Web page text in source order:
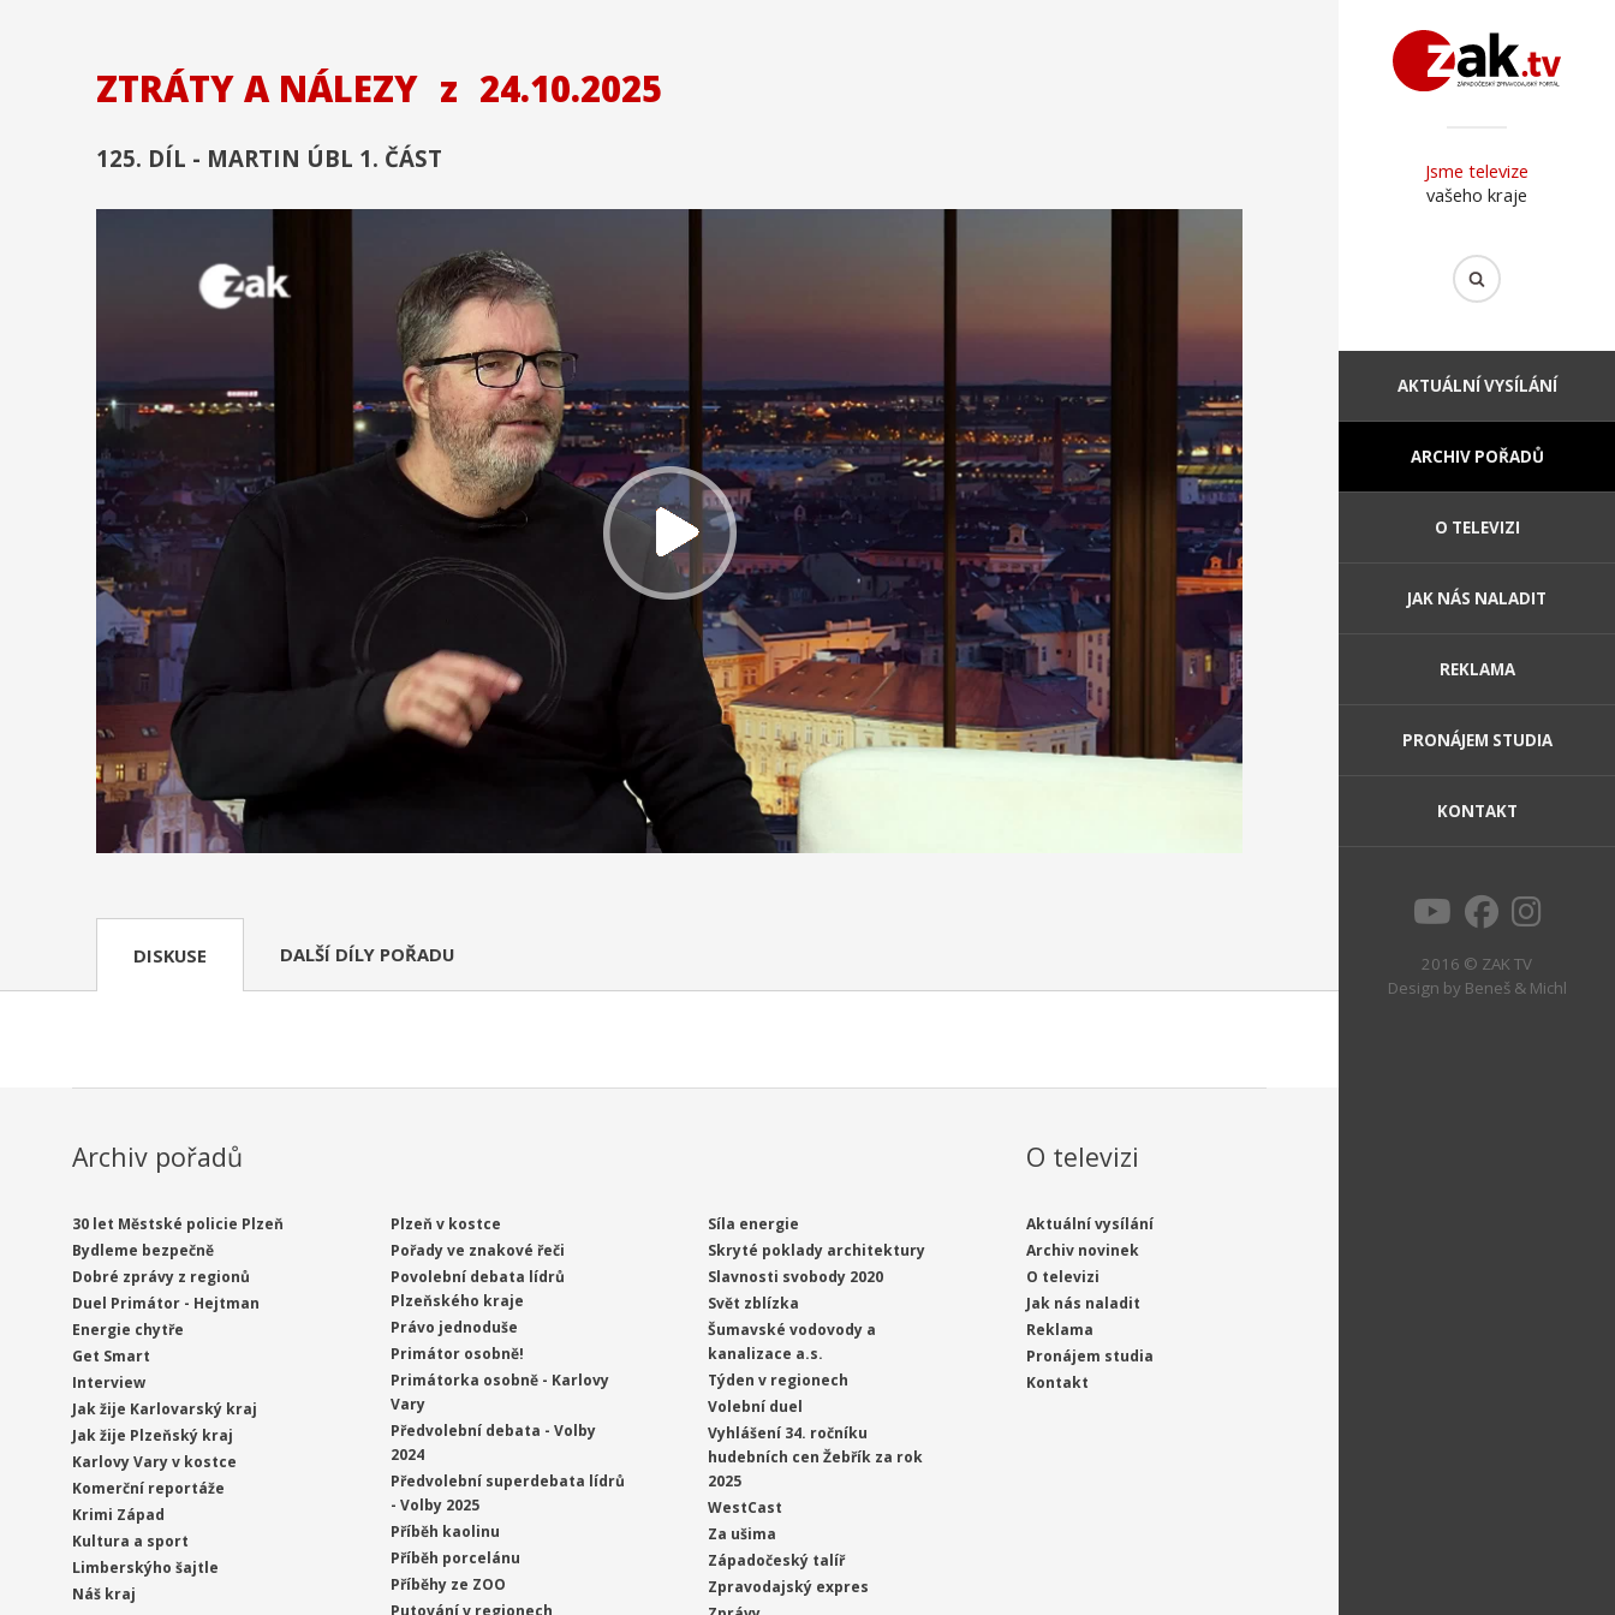
Jsme televize
vašeho kraje
AKTUÁLNÍ VYSÍLÁNÍ
ARCHIV POŘADŮ
O TELEVIZI
JAK NÁS NALADIT
REKLAMA
PRONÁJEM STUDIA
KONTAKT
2016 © ZAK TV
Design by Beneš & Michl
ZTRÁTY A NÁLEZY z 24.10.2025
125. DÍL - MARTIN ÚBL 1. ČÁST
DISKUSE DALŠÍ DÍLY POŘADU
Archiv pořadů
30 let Městské policie Plzeň
Bydleme bezpečně
Dobré zprávy z regionů
Duel Primátor - Hejtman
Energie chytře
Get Smart
Interview
Jak žije Karlovarský kraj
Jak žije Plzeňský kraj
Karlovy Vary v kostce
Komerční reportáže
Krimi Západ
Kultura a sport
Limberskýho šajtle
Náš kraj
Plzeň v kostce
Pořady ve znakové řeči
Povolební debata lídrů
Plzeňského kraje
Právo jednoduše
Primátor osobně!
Primátorka osobně - Karlovy
Vary
Předvolební debata - Volby
2024
Předvolební superdebata lídrů
- Volby 2025
Příběh kaolinu
Příběh porcelánu
Příběhy ze ZOO
Síla energie
Skryté poklady architektury
Slavnosti svobody 2020
Svět zblízka
Šumavské vodovody a
kanalizace a.s.
Týden v regionech
Volební duel
Vyhlášení 34. ročníku
hudebních cen Žebřík za rok
2025
WestCast
Za ušima
Západočeský talíř
Zpravodajský expres
O televizi
Aktuální vysílání
Archiv novinek
O televizi
Jak nás naladit
Reklama
Pronájem studia
Kontakt